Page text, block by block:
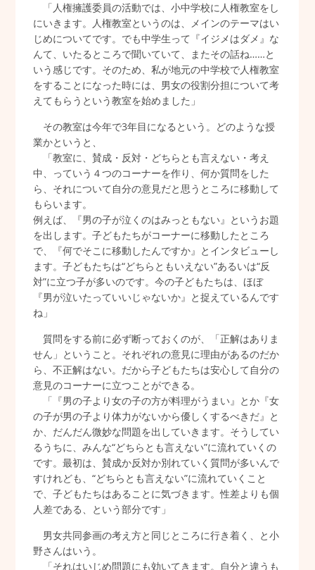
「人権擁護委員の活動では、小中学校に人権教室をし
にいきます。人権教室というのは、メインのテーマはい
じめについてです。でも中学生って『イジメはダメ』な
んて、いたるところで聞いていて、またその話ね……と
いう感じです。そのため、私が地元の中学校で人権教室
をすることになった時には、男女の役割分担について考
えてもらうという教室を始めました」
その教室は今年で3年目になるという。どのような授
業かというと、
「教室に、賛成・反対・どちらとも言えない・考え
中、っていう４つのコーナーを作り、何か質問をした
ら、それについて自分の意見だと思うところに移動して
もらいます。
例えば、『男の子が泣くのはみっともない』というお題
を出します。子どもたちがコーナーに移動したところ
で、『何でそこに移動したんですか』とインタビューし
ます。子どもたちは“どちらともいえない”あるいは“反
対”に立つ子が多いのです。今の子どもたちは、ほぼ
『男が泣いたっていいじゃないか』と捉えているんです
ね」
質問をする前に必ず断っておくのが、「正解はありま
せん」ということ。それぞれの意見に理由があるのだか
ら、不正解はない。だから子どもたちは安心して自分の
意見のコーナーに立つことができる。
「『男の子より女の子の方が料理がうまい』とか『女
の子が男の子より体力がないから優しくするべきだ』と
か、だんだん微妙な問題を出していきます。そうしてい
るうちに、みんな“どちらとも言えない”に流れていくの
です。最初は、賛成か反対か別れていく質問が多いんで
すけれども、“どちらとも言えない”に流れていくこと
で、子どもたちはあることに気づきます。性差よりも個
人差である、という部分です」
男女共同参画の考え方と同じところに行き着く、と小
野さんはいう。
「それはいじめ問題にも効いてきます。自分と違うも